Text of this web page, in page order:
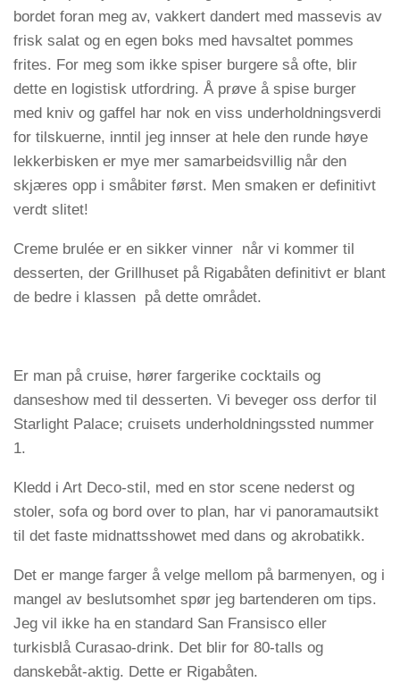
bordet foran meg av, vakkert dandert med massevis av
frisk salat og en egen boks med havsaltet pommes
frites. For meg som ikke spiser burgere så ofte, blir
dette en logistisk utfordring. Å prøve å spise burger
med kniv og gaffel har nok en viss underholdningsverdi
for tilskuerne, inntil jeg innser at hele den runde høye
lekkerbisken er mye mer samarbeidsvillig når den
skjæres opp i småbiter først. Men smaken er definitivt
verdt slitet!
Creme brulée er en sikker vinner når vi kommer til
desserten, der Grillhuset på Rigabåten definitivt er blant
de bedre i klassen på dette området.
Er man på cruise, hører fargerike cocktails og
danseshow med til desserten. Vi beveger oss derfor til
Starlight Palace; cruisets underholdningssted nummer
1.
Kledd i Art Deco-stil, med en stor scene nederst og
stoler, sofa og bord over to plan, har vi panoramautsikt
til det faste midnattsshowet med dans og akrobatikk.
Det er mange farger å velge mellom på barmenyen, og i
mangel av beslutsomhet spør jeg bartenderen om tips.
Jeg vil ikke ha en standard San Fransisco eller
turkisblå Curasao-drink. Det blir for 80-talls og
danskebåt-aktig. Dette er Rigabåten.